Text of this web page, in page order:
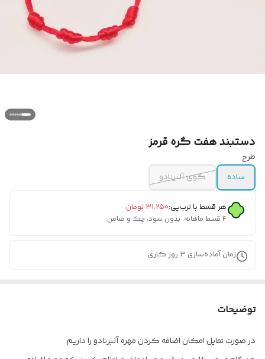
دستبند هفت گره قرمز
طرح
ساده
گوی آلبرنادو
هر قسط با ترب‌پی:۳۱٬۲۵۰ تومان
۴ قسط ماهانه. بدون سود، چک و ضامن.
زمان آماده‌سازی 3 روز کاری
توضیحات
در صورت تمایل امکان اضافه کردن مهره آلبرنادو را داریم